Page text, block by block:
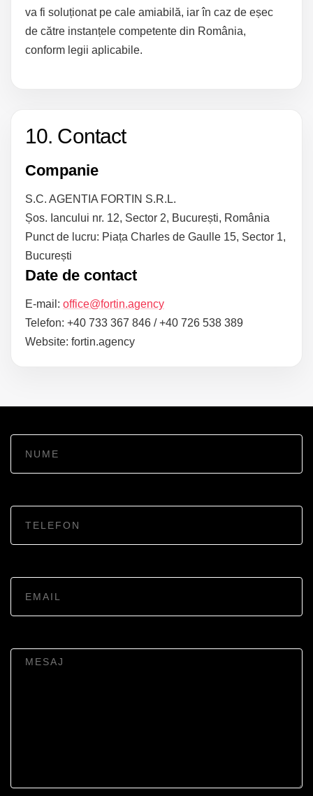
va fi soluționat pe cale amiabilă, iar în caz de eșec
de către instanțele competente din România,
conform legii aplicabile.
10. Contact
Companie
S.C. AGENTIA FORTIN S.R.L.
Șos. Iancului nr. 12, Sector 2, București, România
Punct de lucru: Piața Charles de Gaulle 15, Sector 1,
București
Date de contact
E-mail: office@fortin.agency
Telefon: +40 733 367 846 / +40 726 538 389
Website: fortin.agency